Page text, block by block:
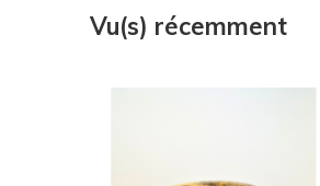
Vu(s) récemment